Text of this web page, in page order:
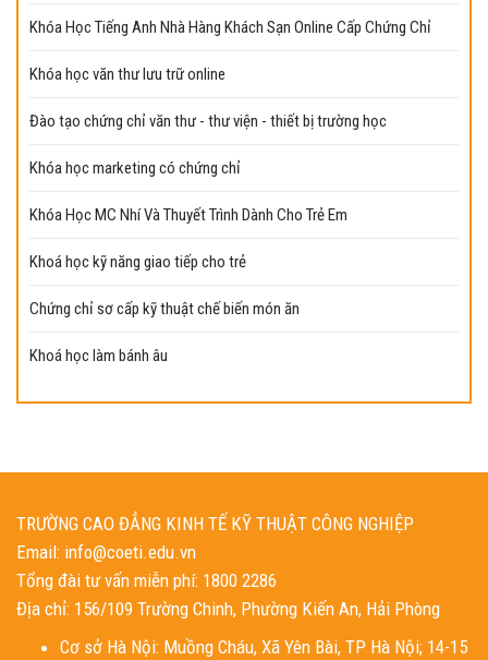
Khóa Học Tiếng Anh Nhà Hàng Khách Sạn Online Cấp Chứng Chỉ
Khóa học văn thư lưu trữ online
Đào tạo chứng chỉ văn thư - thư viện - thiết bị trường học
Khóa học marketing có chứng chỉ
Khóa Học MC Nhí Và Thuyết Trình Dành Cho Trẻ Em
Khoá học kỹ năng giao tiếp cho trẻ
Chứng chỉ sơ cấp kỹ thuật chế biến món ăn
Khoá học làm bánh âu
TRƯỜNG CAO ĐẲNG KINH TẾ KỸ THUẬT CÔNG NGHIỆP
Email: info@coeti.edu.vn
Tổng đài tư vấn miễn phí: 1800 2286
Địa chỉ: 156/109 Trường Chinh, Phường Kiến An, Hải Phòng
Cơ sở Hà Nội: Muồng Cháu, Xã Yên Bài, TP Hà Nội; 14-15